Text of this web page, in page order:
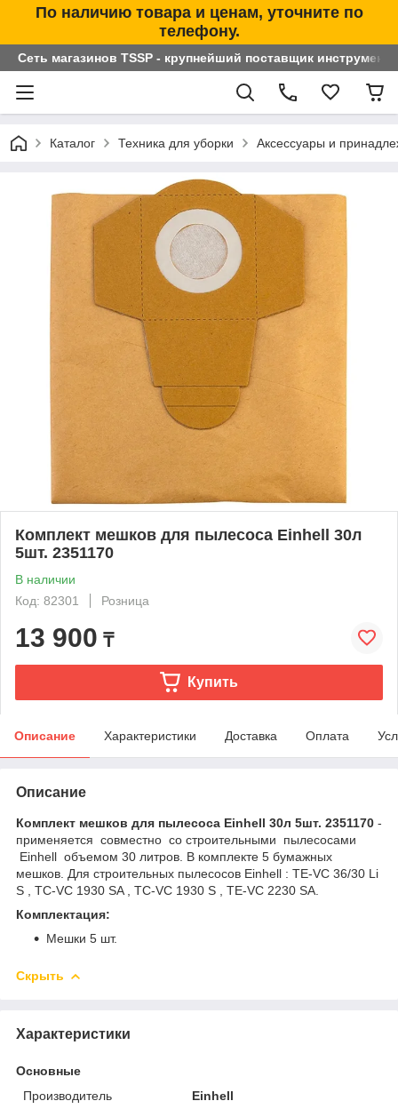
По наличию товара и ценам, уточните по
телефону.
Сеть магазинов TSSP - крупнейший поставщик
Каталог Техника для уборки Аксессуары и
Комплект мешков для пылесоса Einhell 30л
5шт. 2351170
В наличии
Код: 82301
Розница
13 900 ₸
Купить
Описание Характеристики Доставка Оплата
Описание
Комплект мешков для пылесоса Einhell 30л 5шт. 2351170 -
применяется совместно со строительными пылесосами
Einhell объемом 30 литров. В комплекте 5 бумажных
мешков. Для строительных пылесосов Einhell : TE-VC 36/30 Li
S , TC-VC 1930 SA , TC-VC 1930 S , TE-VC 2230 SA.
Комплектация:
Мешки 5 шт.
Скрыть
Характеристики
Основные
Производитель
Einhell